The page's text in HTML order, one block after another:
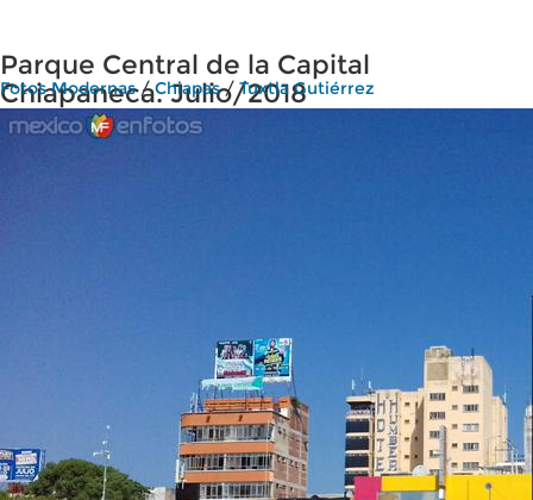
Parque Central de la Capital
Chiapaneca. Julio/2018
Fotos Modernas/Chiapas/Tuxtla Gutiérrez